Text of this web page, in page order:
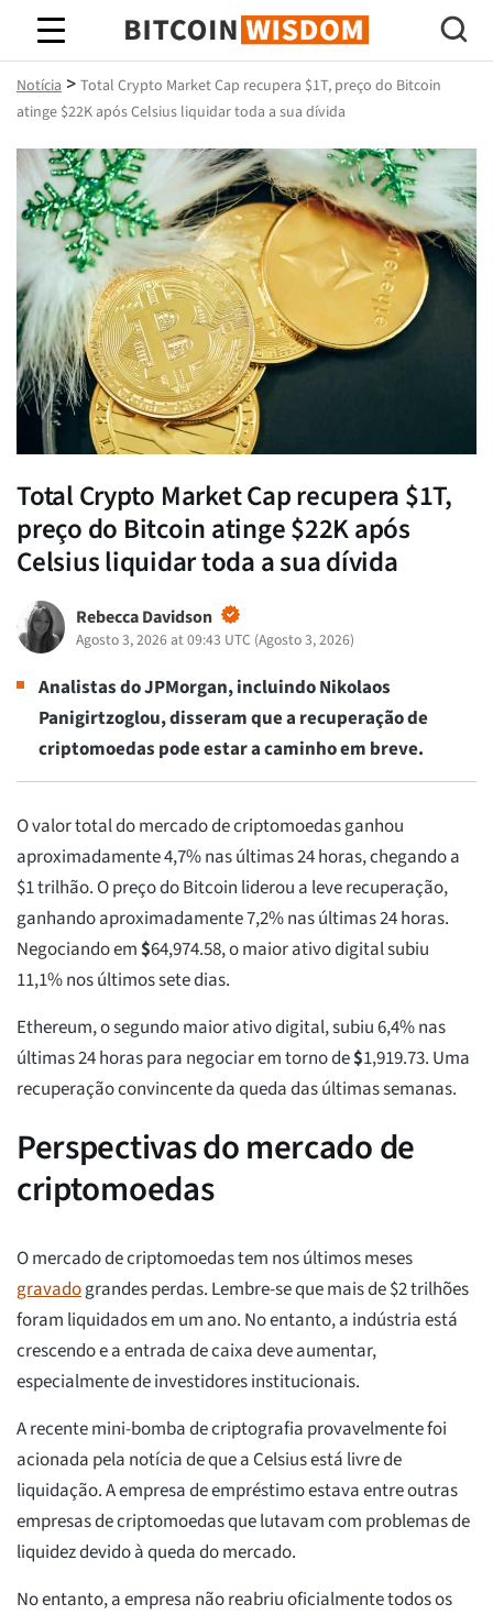
Sabedoria do Bitcoin
Notícia > Total Crypto Market Cap recupera $1T, preço do Bitcoin
atinge $22K após Celsius liquidar toda a sua dívida
Total Crypto Market Cap recupera $1T,
preço do Bitcoin atinge $22K após
Celsius liquidar toda a sua dívida
Rebecca Davidson
Agosto 3, 2026 at 09:43 UTC (Agosto 3, 2026)
Analistas do JPMorgan, incluindo Nikolaos
Panigirtzoglou, disseram que a recuperação de
criptomoedas pode estar a caminho em breve.
O valor total do mercado de criptomoedas ganhou
aproximadamente 4,7% nas últimas 24 horas, chegando a
$1 trilhão. O preço do Bitcoin liderou a leve recuperação,
ganhando aproximadamente 7,2% nas últimas 24 horas.
Negociando em$64,974.58, o maior ativo digital subiu
11,1% nos últimos sete dias.
Ethereum, o segundo maior ativo digital, subiu 6,4% nas
últimas 24 horas para negociar em torno de$1,919.73. Uma
recuperação convincente da queda das últimas semanas.
Perspectivas do mercado de
criptomoedas
O mercado de criptomoedas tem nos últimos meses
gravadograndes perdas. Lembre-se que mais de $2 trilhões
foram liquidados em um ano. No entanto, a indústria está
crescendo e a entrada de caixa deve aumentar,
especialmente de investidores institucionais.
A recente mini-bomba de criptografia provavelmente foi
acionada pela notícia de que a Celsius está livre de
liquidação. A empresa de empréstimo estava entre outras
empresas de criptomoedas que lutavam com problemas de
liquidez devido à queda do mercado.
No entanto, a empresa não reabriu oficialmente todos os